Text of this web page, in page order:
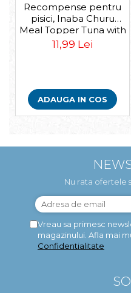
Recompense pentru
pisici, Inaba Churu
Meal Topper Tuna with
Salmon Recipe
11,99 Lei
ADAUGA IN COS
Nu rata ofertele
Vreau sa primesc
magazinului. Afla mai
Confidentialitate